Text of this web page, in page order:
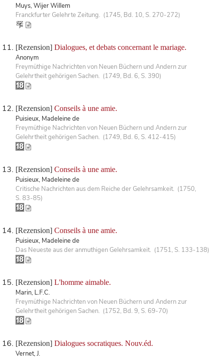
Muys, Wijer Willem
Franckfurter Gelehrte Zeitung. (1745, Bd. 10, S. 270-272)
[Rezension] Dialogues, et debats concernant le mariage.
Anonym
Freymüthige Nachrichten von Neuen Büchern und Andern zur
Gelehrtheit gehörigen Sachen. (1749, Bd. 6, S. 390)
[Rezension] Conseils à une amie.
Puisieux, Madeleine de
Freymüthige Nachrichten von Neuen Büchern und Andern zur
Gelehrtheit gehörigen Sachen. (1749, Bd. 6, S. 412-415)
[Rezension] Conseils à une amie.
Puisieux, Madeleine de
Critische Nachrichten aus dem Reiche der Gelehrsamkeit. (1750,
S. 83-85)
[Rezension] Conseils à une amie.
Puisieux, Madeleine de
Das Neueste aus der anmuthigen Gelehrsamkeit. (1751, S. 133-138)
[Rezension] L'homme aimable.
Marin, L.F.C.
Freymüthige Nachrichten von Neuen Büchern und Andern zur
Gelehrtheit gehörigen Sachen. (1752, Bd. 9, S. 69-70)
[Rezension] Dialogues socratiques. Nouv.éd.
Vernet, J.